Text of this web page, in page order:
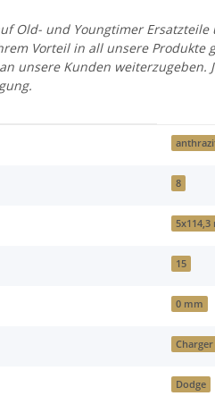
Old- und Youngtimer
Vorteil in all unsere
unsere Kunden
8
5x114,3
15
0 mm
Charger
Dodge